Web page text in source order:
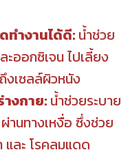
ทำงานได้ดี:น้ำช่วย
ะออกซิเจน ไปเลี้ยง
งเซลล์ผิวหนัง
งกาย:น้ำช่วยระบาย
านทางเหงื่อ ซึ่งช่วย
และ โรคลมแดด